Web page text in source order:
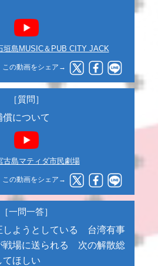
垣島MUSIC＆PUB CITY JACK
この動画をシェア→
［質問］
償について
古島マティダ市民劇場
この動画をシェア→
［一問一答］
しようとしている 台湾有事
戦場に送られる 次の解散総
てほしい